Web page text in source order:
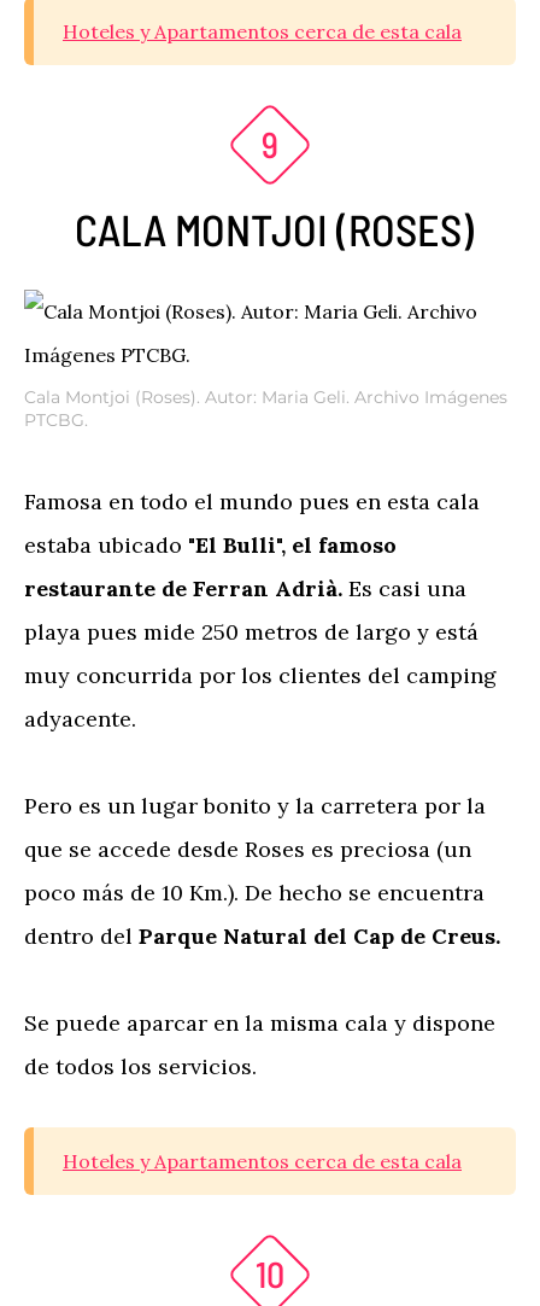
Hoteles y Apartamentos cerca de esta cala
CALA MONTJOI (ROSES)
Cala Montjoi (Roses). Autor: Maria Geli. Archivo Imágenes
PTCBG.
Famosa en todo el mundo pues en esta cala
estaba ubicado "El Bulli", el famoso
restaurante de Ferran Adrià. Es casi una
playa pues mide 250 metros de largo y está
muy concurrida por los clientes del camping
adyacente.
Pero es un lugar bonito y la carretera por la
que se accede desde Roses es preciosa (un
poco más de 10 Km.). De hecho se encuentra
dentro del Parque Natural del Cap de Creus.
Se puede aparcar en la misma cala y dispone
de todos los servicios.
Hoteles y Apartamentos cerca de esta cala